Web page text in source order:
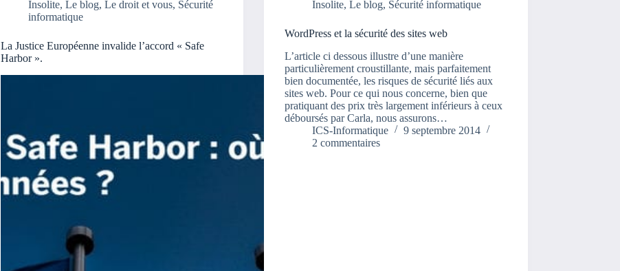
Insolite,Le blog,Le droit et vous, Sécurité
informatique
La Justice Européenne invalide l’accord « Safe
Harbor ».
Insolite,Le blog, Sécurité informatique
WordPress et la sécurité des sites web
L’article ci dessous illustre d’une manière
particulièrement croustillante, mais parfaitement
bien documentée, les risques de sécurité liés aux
sites web. Pour ce qui nous concerne, bien que
pratiquant des prix très largement inférieurs à ceux
déboursés par Carla, nous assurons…
ICS-Informatique
9 septembre 2014
2 commentaires